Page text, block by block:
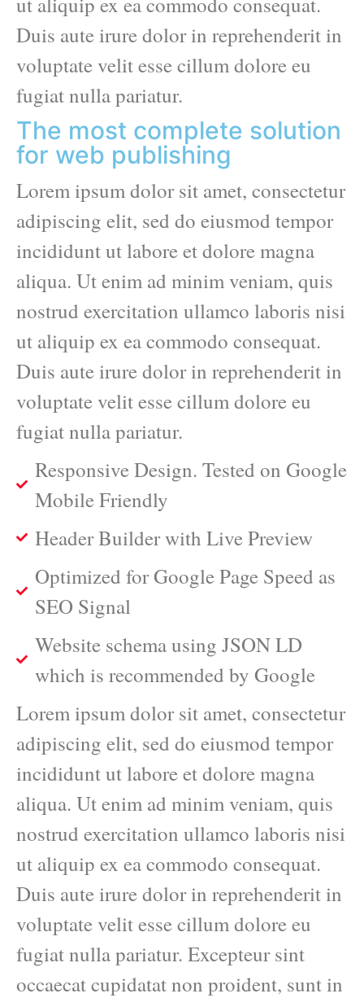
Duis aute irure dolor in reprehenderit in
voluptate velit esse cillum dolore eu
fugiat nulla pariatur.
The most complete solution
for web publishing
Lorem ipsum dolor sit amet, consectetur
adipiscing elit, sed do eiusmod tempor
incididunt ut labore et dolore magna
aliqua. Ut enim ad minim veniam, quis
nostrud exercitation ullamco laboris nisi
ut aliquip ex ea commodo consequat.
Duis aute irure dolor in reprehenderit in
voluptate velit esse cillum dolore eu
fugiat nulla pariatur.
Responsive Design. Tested on Google
Mobile Friendly
Header Builder with Live Preview
Optimized for Google Page Speed as
SEO Signal
Website schema using JSON LD
which is recommended by Google
Lorem ipsum dolor sit amet, consectetur
adipiscing elit, sed do eiusmod tempor
incididunt ut labore et dolore magna
aliqua. Ut enim ad minim veniam, quis
nostrud exercitation ullamco laboris nisi
ut aliquip ex ea commodo consequat.
Duis aute irure dolor in reprehenderit in
voluptate velit esse cillum dolore eu
fugiat nulla pariatur. Excepteur sint
occaecat cupidatat non proident, sunt in